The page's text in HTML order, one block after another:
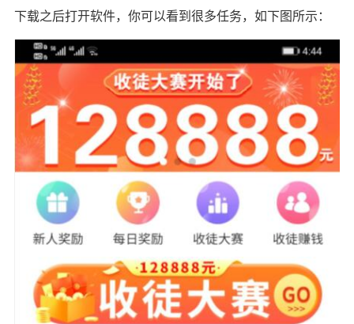
下载之后打开软件，你可以看到很多任务，如下图所示：